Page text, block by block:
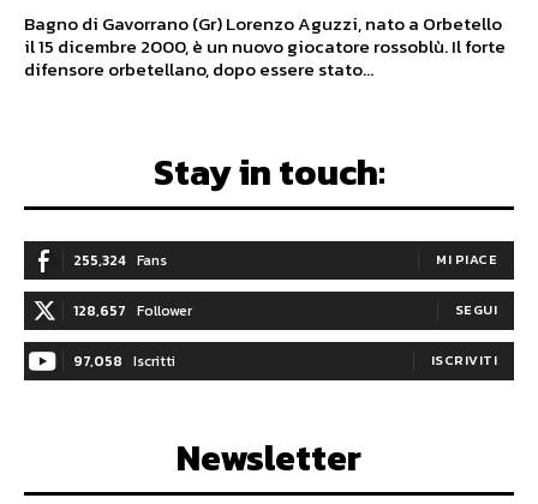
Bagno di Gavorrano (Gr) Lorenzo Aguzzi, nato a Orbetello
il 15 dicembre 2000, è un nuovo giocatore rossoblù. Il forte
difensore orbetellano, dopo essere stato...
Stay in touch:
255,324 Fans MI PIACE
128,657 Follower SEGUI
97,058 Iscritti ISCRIVITI
Newsletter